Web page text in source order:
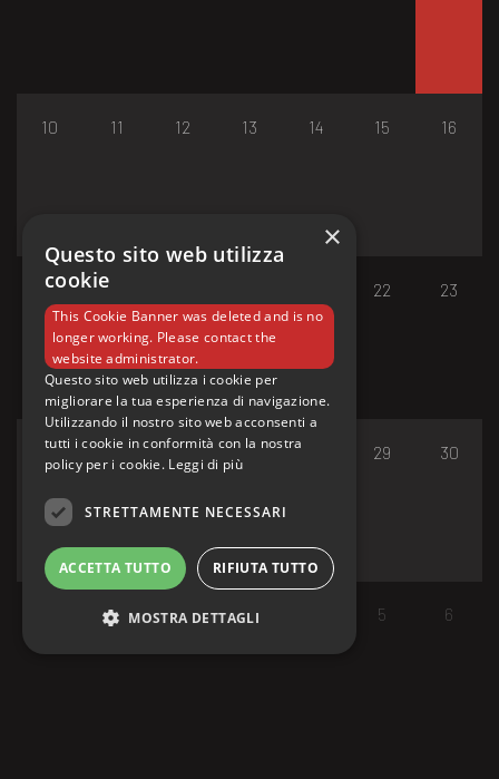
10 11 12 13 14 15 16
17 18 22 23
24 25 26 27 29 30
1 2 3 5 6
×
Questo sito web utilizza
cookie
This Cookie Banner was deleted and is no
longer working. Please contact the
website administrator.
Questo sito web utilizza i cookie per
migliorare la tua esperienza di navigazione.
Utilizzando il nostro sito web acconsenti a
tutti i cookie in conformità con la nostra
policy per i cookie. Leggi di più
STRETTAMENTE NECESSARI
ACCETTA TUTTO RIFIUTA TUTTO
MOSTRA DETTAGLI